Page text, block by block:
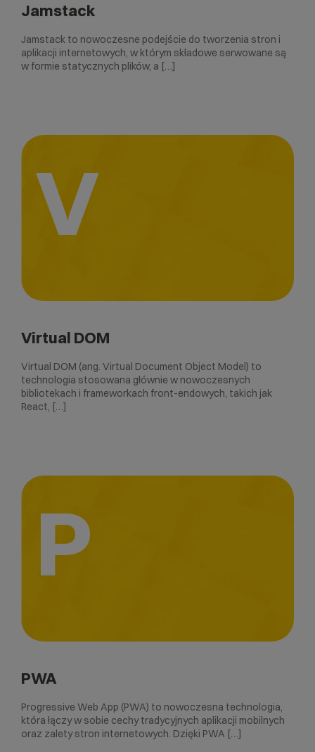
Jamstack
Jamstack to nowoczesne podejście do tworzenia stron i
aplikacji internetowych, w którym składowe serwowane są
w formie statycznych plików, a […]
V
Virtual DOM
Virtual DOM (ang. Virtual Document Object Model) to
technologia stosowana głównie w nowoczesnych
bibliotekach i frameworkach front-endowych, takich jak
React, […]
P
PWA
Progressive Web App (PWA) to nowoczesna technologia,
która łączy w sobie cechy tradycyjnych aplikacji mobilnych
oraz zalety stron internetowych. Dzięki PWA […]